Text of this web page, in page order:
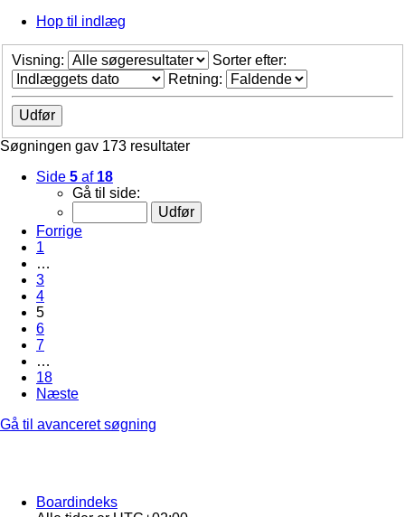
Hop til indlæg
Visning:
Sorter efter:
Retning:
Søgningen gav 173 resultater
Side 5 af 18
Gå til side:
Forrige
1
…
3
4
5
6
7
…
18
Næste
Gå til avanceret søgning
Boardindeks